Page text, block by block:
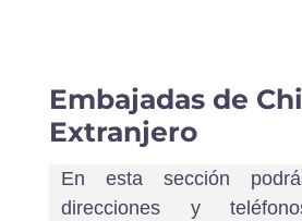
Embajadas de
Extranjero
En esta sección
direcciones y